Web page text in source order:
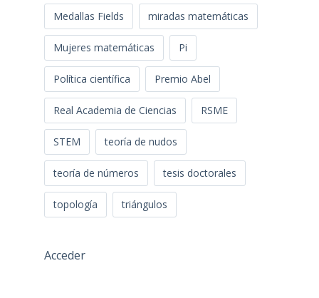
Medallas Fields miradas matemáticas
Mujeres matemáticas Pi
Política científica Premio Abel
Real Academia de Ciencias RSME
STEM teoría de nudos
teoría de números tesis doctorales
topología triángulos
Acceder